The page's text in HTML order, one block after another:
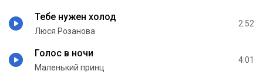
Тебе нужен холод
Люся Розанова
2:52
Голос в ночи
Маленький принц
4:01